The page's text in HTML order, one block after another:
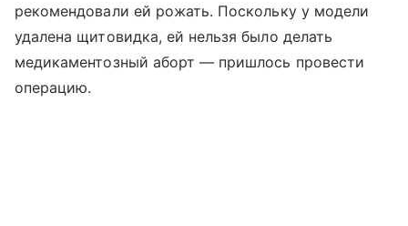
рекомендовали ей рожать. Поскольку у модели
удалена щитовидка, ей нельзя было делать
медикаментозный аборт — пришлось провести
операцию.